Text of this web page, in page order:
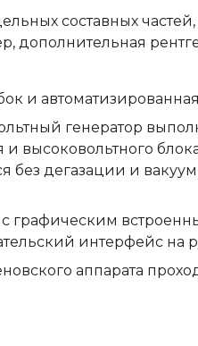
составных
дополнительная
и
генератор
высоковольтного
без дегазации и
графическим
интерфейс на
аппарата